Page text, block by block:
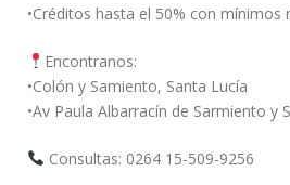
•Créditos hasta el 50% con mínimos
Encontranos:
•Colón y Samiento, Santa Lucía
•Av Paula Albarracín de Sarmiento y
Consultas: 0264 15-509-9256